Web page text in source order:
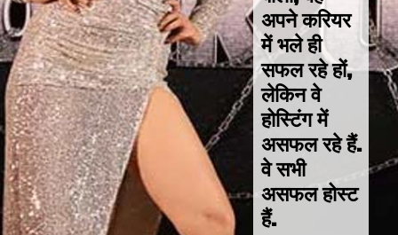
अपने करियर
में भले ही
सफल रहे हों,
लेकिन वे
होस्टिंग में
असफल रहे हैं.
वे सभी
असफल होस्ट
हैं.